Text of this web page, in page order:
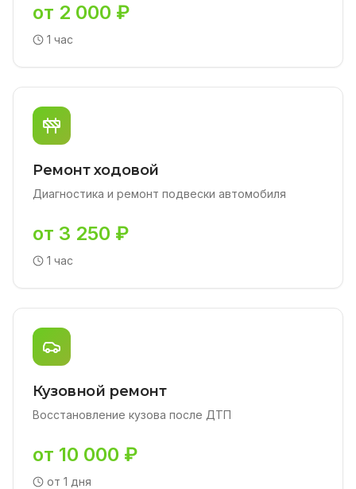
от 2 000 ₽
1 час
Ремонт ходовой
Диагностика и ремонт подвески автомобиля
от 3 250 ₽
1 час
Кузовной ремонт
Восстановление кузова после ДТП
от 10 000 ₽
от 1 дня